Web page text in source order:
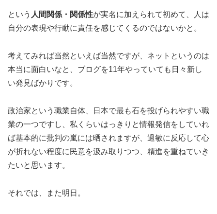
という 人間関係・関係性が実名に加えられて初めて、人は
自分の表現や行動に責任を感じてくるのではないかと。
考えてみれば当然といえば当然ですが、ネットというのは
本当に面白いなと、ブログを11年やっていても日々新し
い発見ばかりです。
政治家という職業自体、日本で最も石を投げられやすい職
業の一つですし、私くらいはっきりと情報発信をしていれ
ば基本的に批判の嵐には晒されますが、過敏に反応して心
が折れない程度に民意を汲み取りつつ、精進を重ねていき
たいと思います。
それでは、また明日。